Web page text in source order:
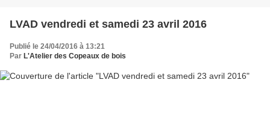
LVAD vendredi et samedi 23 avril 2016
Publié le 24/04/2016 à 13:21
Par L'Atelier des Copeaux de bois